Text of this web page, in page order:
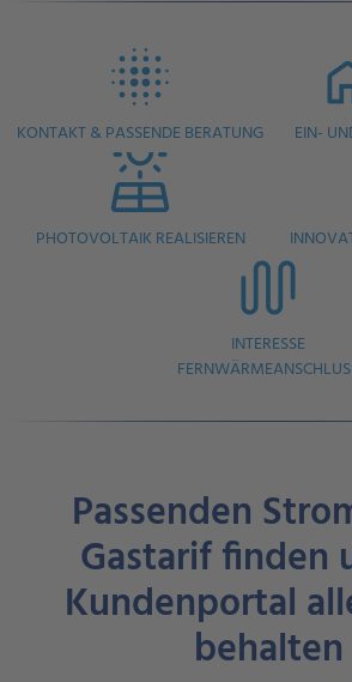
KONTAKT & PASSENDE BERATUNG EIN-
PHOTOVOLTAIK REALISIEREN
INTERESSE
Passenden
Gastarif finden
Kundenportal
behalten